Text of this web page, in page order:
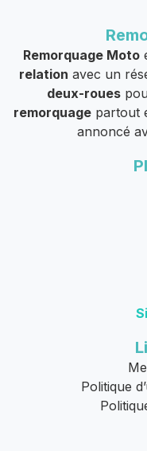
Remorquage Moto
relation avec un
deux-roues
remorquagepartout
annoncé
Politique